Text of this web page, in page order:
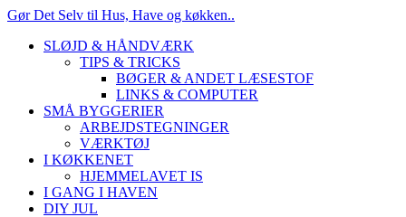
Gør Det Selv til Hus, Have og køkken..
SLØJD & HÅNDVÆRK
TIPS & TRICKS
BØGER & ANDET LÆSESTOF
LINKS & COMPUTER
SMÅ BYGGERIER
ARBEJDSTEGNINGER
VÆRKTØJ
I KØKKENET
HJEMMELAVET IS
I GANG I HAVEN
DIY JUL